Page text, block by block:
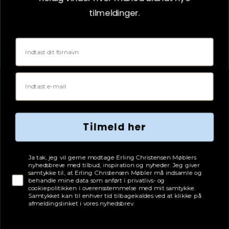
tilmeldinger.
Fornavn
Email
Tilmeld her
Tjekboks samtykke
Ja tak, jeg vil gerne modtage Erling Christensen Møblers
nyhedsbreve med tilbud, inspiration og nyheder. Jeg giver
samtykke til, at Erling Christensen Møbler må indsamle og
behandle mine data som anført i privatlivs- og
cookiepolitikken i overensstemmelse med mit samtykke.
Samtykket kan til enhver tid tilbagekaldes ved at klikke på
afmeldingslinket i vores nyhedsbrev.